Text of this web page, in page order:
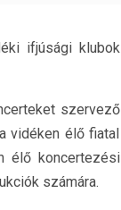
ifjúsági klubok
szervező
vidéken élő fiatal
élő koncertezési
számára.